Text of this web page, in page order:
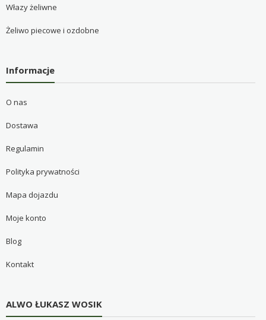
Włazy żeliwne
Żeliwo piecowe i ozdobne
Informacje
O nas
Dostawa
Regulamin
Polityka prywatności
Mapa dojazdu
Moje konto
Blog
Kontakt
ALWO ŁUKASZ WOSIK